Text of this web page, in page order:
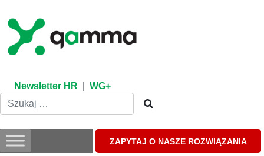
content
Newsletter HR WG+
ZAPYTAJ O NASZE ROZWIĄZANIA